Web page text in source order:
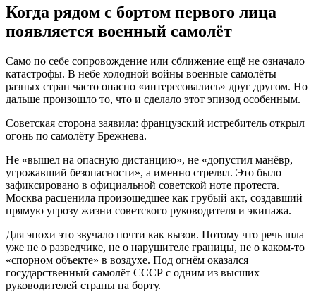
Когда рядом с бортом первого лица
появляется военный самолёт
Само по себе сопровождение или сближение ещё не означало
катастрофы. В небе холодной войны военные самолёты
разных стран часто опасно «интересовались» друг другом. Но
дальше произошло то, что и сделало этот эпизод особенным.
Советская сторона заявила: французский истребитель открыл
огонь по самолёту Брежнева.
Не «вышел на опасную дистанцию», не «допустил манёвр,
угрожавший безопасности», а именно стрелял. Это было
зафиксировано в официальной советской ноте протеста.
Москва расценила произошедшее как грубый акт, создавший
прямую угрозу жизни советского руководителя и экипажа.
Для эпохи это звучало почти как вызов. Потому что речь шла
уже не о разведчике, не о нарушителе границы, не о каком-то
«спорном объекте» в воздухе. Под огнём оказался
государственный самолёт СССР с одним из высших
руководителей страны на борту.